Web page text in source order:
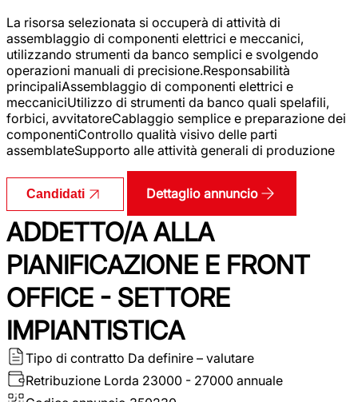
La risorsa selezionata si occuperà di attività di
assemblaggio di componenti elettrici e meccanici,
utilizzando strumenti da banco semplici e svolgendo
operazioni manuali di precisione.Responsabilità
principaliAssemblaggio di componenti elettrici e
meccaniciUtilizzo di strumenti da banco quali spelafili,
forbici, avvitatoreCablaggio semplice e preparazione dei
componentiControllo qualità visivo delle parti
assemblateSupporto alle attività generali di produzione
Candidati Dettaglio annuncio
ADDETTO/A ALLA
PIANIFICAZIONE E FRONT
OFFICE - SETTORE
IMPIANTISTICA
Tipo di contratto Da definire – valutare
Retribuzione Lorda 23000 - 27000 annuale